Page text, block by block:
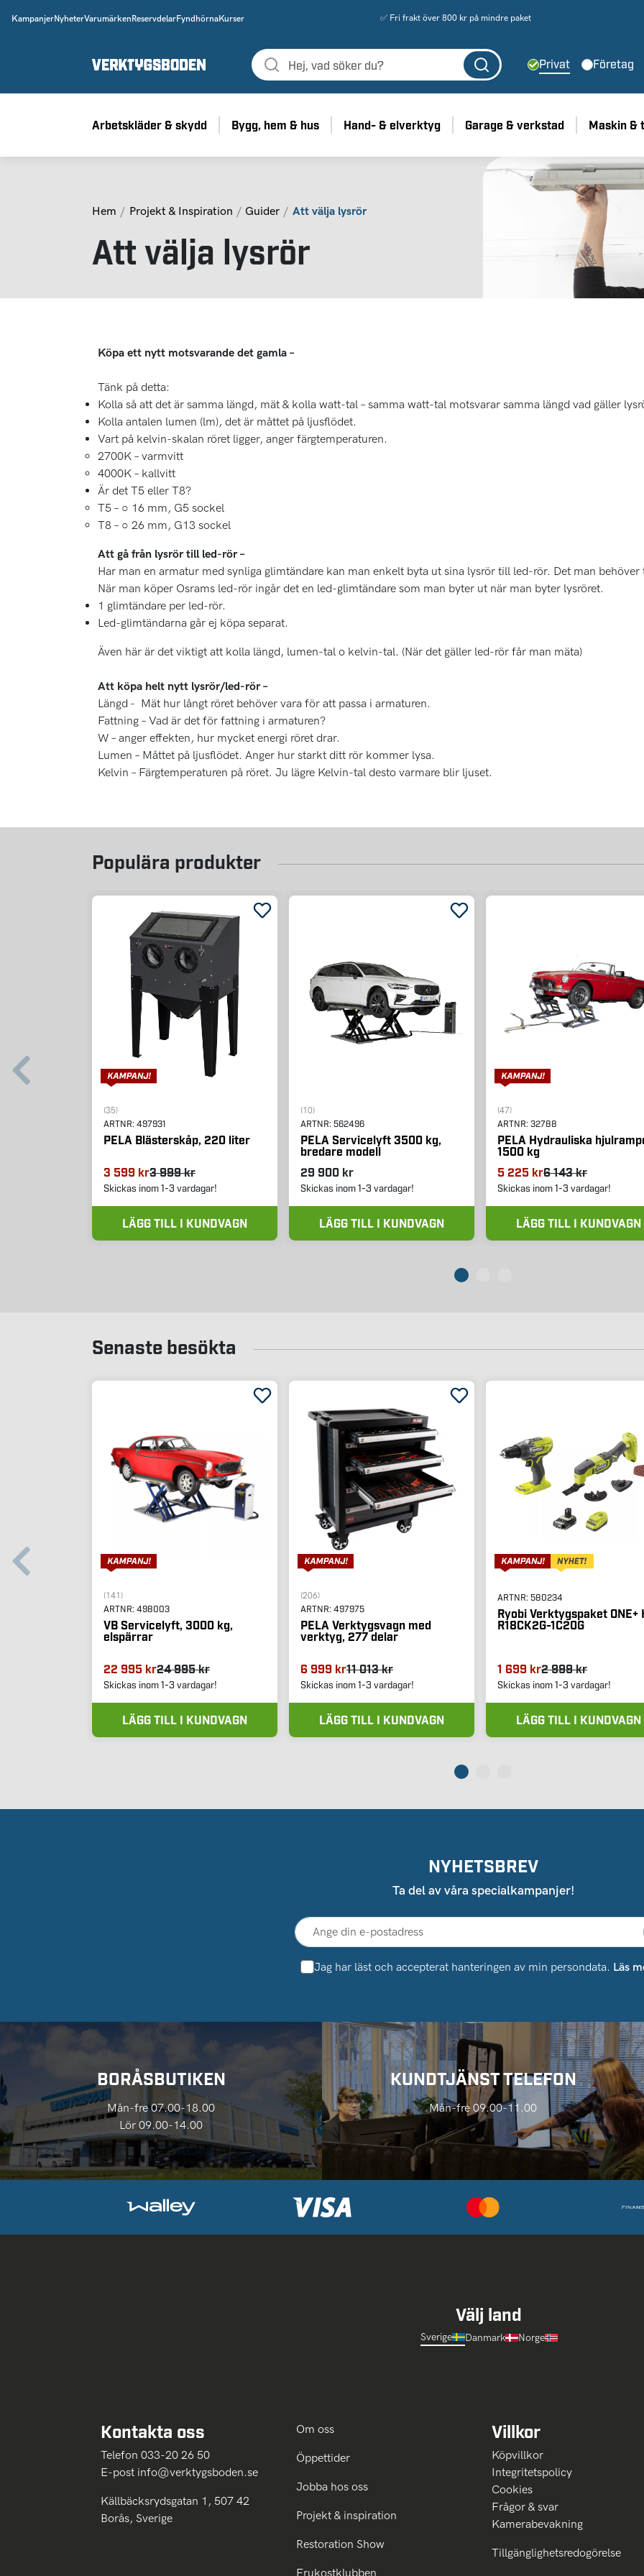
KampanjerNyheterVarumärken ReservdelarFyndhörnaKurser ✅ Fri frakt över 800 kr på mindre paket
Privat Företag
Arbetskläder & skydd Bygg, hem & hus Hand- & elverktyg Garage & verkstad Maskin &
Hem Projekt & Inspiration Guider Att välja lysrör
Att välja lysrör
Köpa ett nytt motsvarande det gamla –
Tänk på detta:
Kolla så att det är samma längd, mät & kolla watt-tal – samma watt-tal motsvarar samma längd vad gäller
Kolla antalen lumen (lm), det är måttet på ljusflödet.
Vart på kelvin-skalan röret ligger, anger färgtemperaturen.
2700K – varmvitt
4000K – kallvitt
Är det T5 eller T8?
T5 – ○ 16 mm, G5 sockel
T8 – ○ 26 mm, G13 sockel
Att gå från lysrör till led-rör –
Har man en armatur med synliga glimtändare kan man enkelt byta ut sina lysrör till led-rör. Det man
När man köper Osrams led-rör ingår det en led-glimtändare som man byter ut när man byter lysröret.
1 glimtändare per led-rör.
Led-glimtändarna går ej köpa separat.
Även här är det viktigt att kolla längd, lumen-tal o kelvin-tal. (När det gäller led-rör får man mäta)
Att köpa helt nytt lysrör/led-rör –
Längd - Mät hur långt röret behöver vara för att passa i armaturen.
Fattning – Vad är det för fattning i armaturen?
W – anger effekten, hur mycket energi röret drar.
Lumen – Måttet på ljusflödet. Anger hur starkt ditt rör kommer lysa.
Kelvin – Färgtemperaturen på röret. Ju lägre Kelvin-tal desto varmare blir ljuset.
Populära produkter
(35)
ARTNR: 497931
PELA Blästerskåp, 220 liter
3 599 kr3 999 kr
Skickas inom 1-3 vardagar!
LÄGG TILL I KUNDVAGN
(10)
ARTNR: 562496
PELA Servicelyft 3500 kg,
bredare modell
29 900 kr
Skickas inom 1-3 vardagar!
LÄGG TILL I KUNDVAGN
(47)
ARTNR: 32788
PELA Hydrauliska
1500 kg
5 225 kr6 143 kr
Skickas inom 1-3 vardagar!
LÄGG TILL I KUNDVAGN
Senaste besökta
(141)
ARTNR: 498003
VB Servicelyft, 3000 kg,
elspärrar
22 995 kr24 995 kr
Skickas inom 1-3 vardagar!
LÄGG TILL I KUNDVAGN
(206)
ARTNR: 497975
PELA Verktygsvagn med
verktyg, 277 delar
6 999 kr11 013 kr
Skickas inom 1-3 vardagar!
LÄGG TILL I KUNDVAGN
ARTNR: 580234
Ryobi Verktygspaket ONE+
R18CK2G-1C20G
1 699 kr2 999 kr
Skickas inom 1-3 vardagar!
LÄGG TILL I KUNDVAGN
NYHETSBREV
Ta del av våra specialkampanjer!
Jag har läst och accepterat hanteringen av min persondata. Läs
BORÅSBUTIKEN
Mån-fre 07.00-18.00
Lör 09.00-14.00
KUNDTJÄNST TELEFON
Mån-fre 09.00-11.00
Välj land
Sverige Danmark Norge
Kontakta oss
Telefon 033-20 26 50
E-post info@verktygsboden.se
Källbäcksrydsgatan 1, 507 42
Borås, Sverige
Om oss
Öppettider
Jobba hos oss
Projekt & inspiration
Restoration Show
Frukostklubben
Villkor
Köpvillkor
Integritetspolicy
Cookies
Frågor & svar
Kamerabevakning
Tillgänglighetsredogörelse